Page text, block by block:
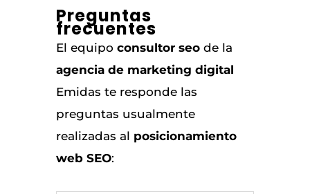
Preguntas
frecuentes
El equipo consultor seode la
agencia de marketing digital
Emidas te responde las
preguntas usualmente
realizadas al posicionamiento
web SEO: